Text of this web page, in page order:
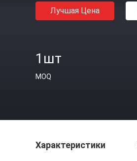
Лучшая Цена
1шт
MOQ
Характеристики